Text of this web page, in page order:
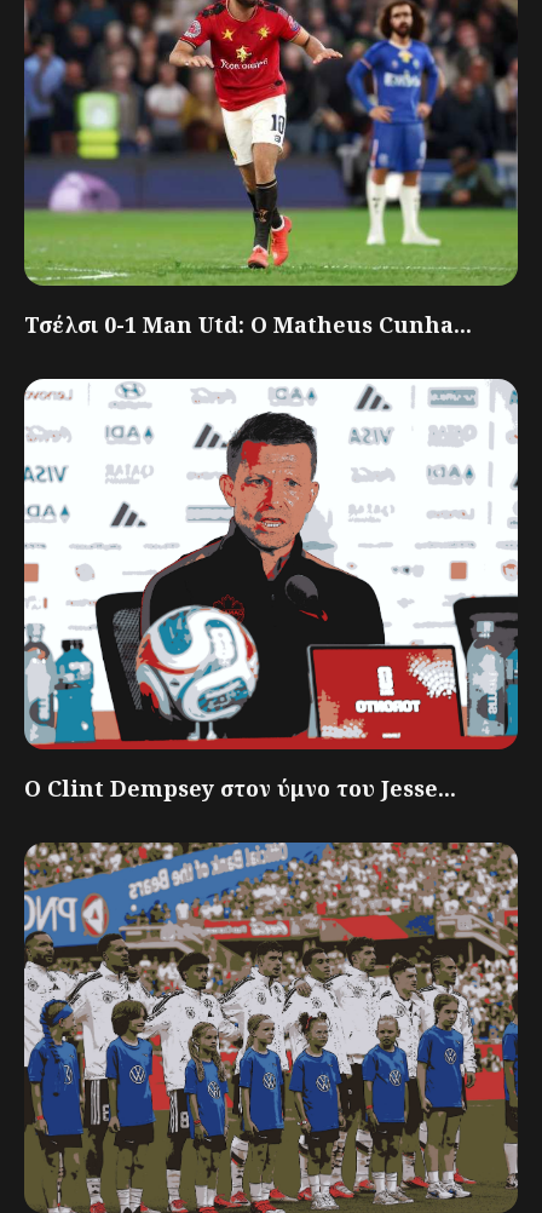
Τσέλσι 0-1 Man Utd: Ο Matheus Cunha...
Ο Clint Dempsey στον ύμνο του Jesse...